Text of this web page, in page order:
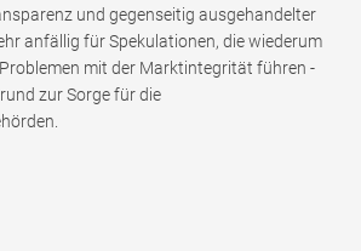
und gegenseitig ausgehandelter
anfällig für Spekulationen, die wiederum
mit der Marktintegrität führen -
zur Sorge für die